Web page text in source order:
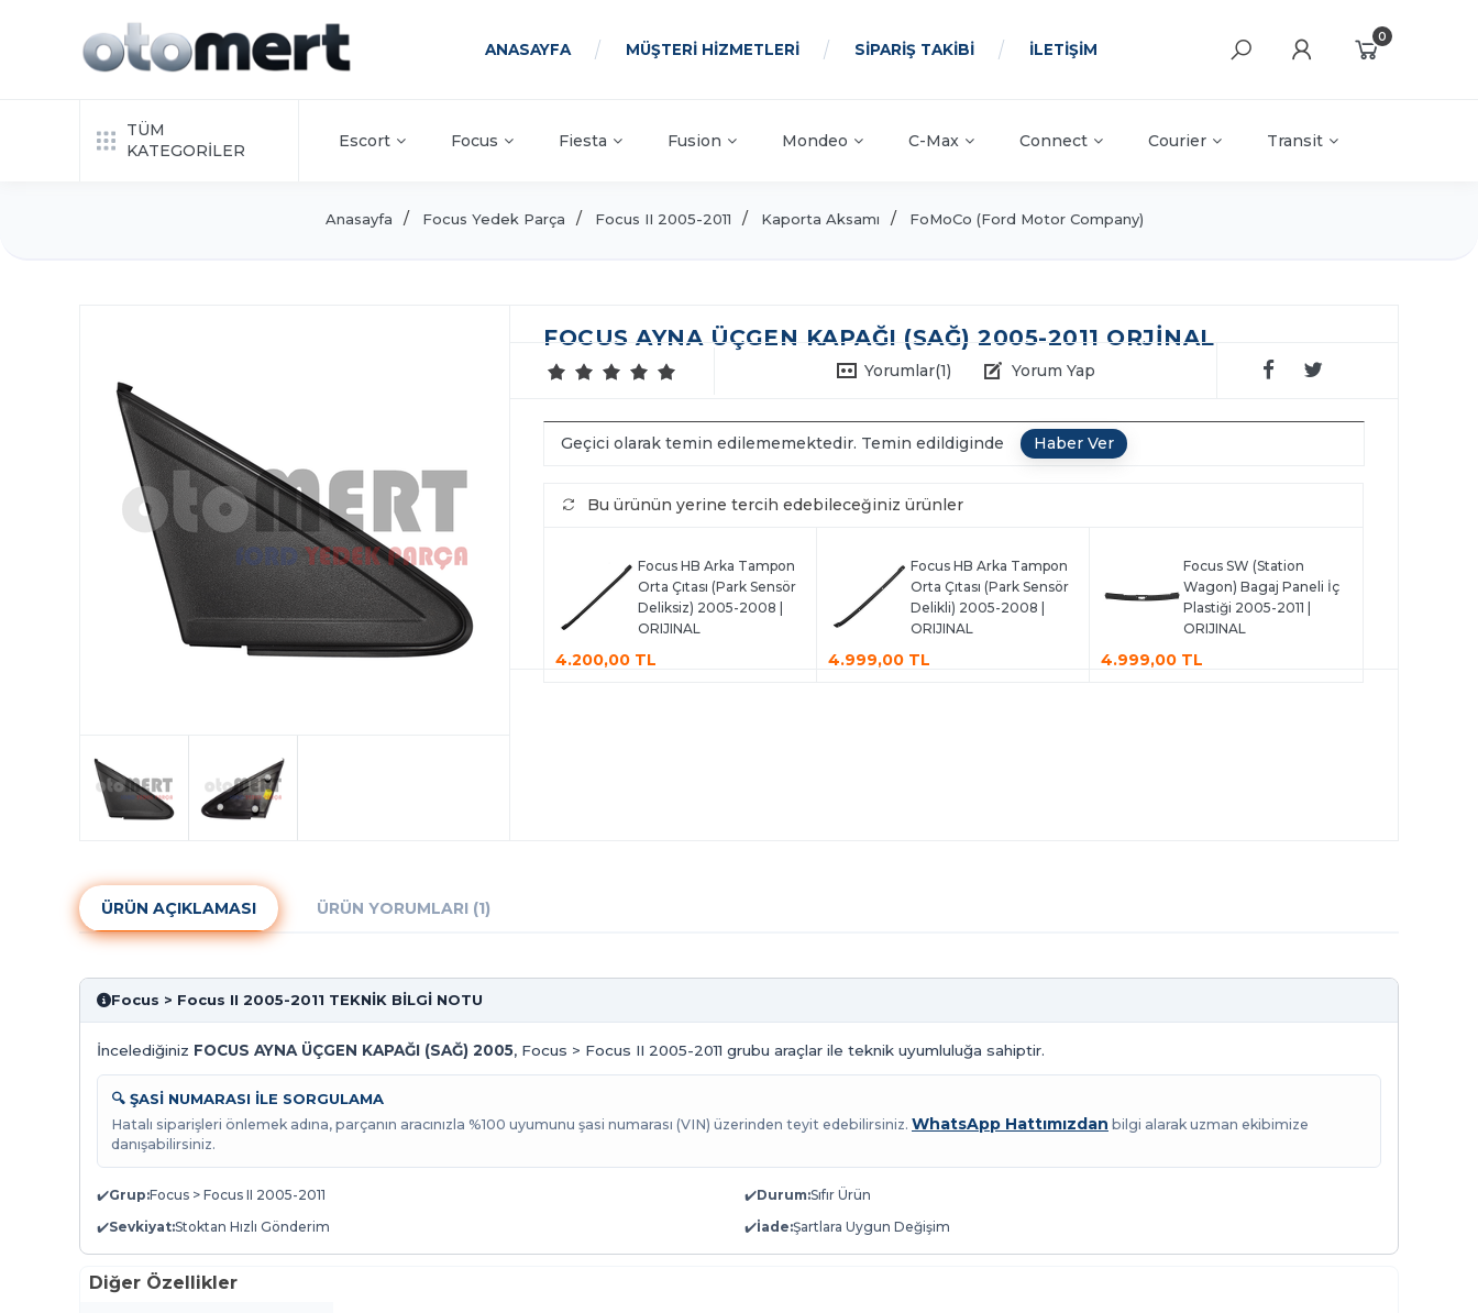
ANASAYFA MÜŞTERİ HİZMETLERİ SİPARİŞ TAKİBİ İLETİŞİM
0
TÜM
KATEGORİLER
Escort Focus Fiesta Fusion Mondeo C-Max Connect Courier Transit
Anasayfa Focus Yedek Parça Focus II 2005-2011 Kaporta Aksamı FoMoCo (Ford Motor Company)
FOCUS AYNA ÜÇGEN KAPAĞI (SAĞ) 2005-2011 ORJİNAL
Yorumlar(1) Yorum Yap
Geçici olarak temin edilememektedir. Temin edildiginde
Bu ürünün yerine tercih edebileceğiniz ürünler
Focus HB Arka Tampon
Orta Çıtası (Park Sensör
Deliksiz) 2005-2008 |
ORIJINAL
4.200,00 TL
Focus HB Arka Tampon
Orta Çıtası (Park Sensör
Delikli) 2005-2008 |
ORIJINAL
4.999,00 TL
Focus SW (Station
Wagon) Bagaj Paneli İç
Plastiği 2005-2011 |
ORIJINAL
4.999,00 TL
ÜRÜN AÇIKLAMASI ÜRÜN YORUMLARI (1)
Focus > Focus II 2005-2011 TEKNİK BİLGİ NOTU
İncelediğiniz FOCUS AYNA ÜÇGEN KAPAĞI (SAĞ) 2005, Focus > Focus II 2005-2011 grubu araçlar ile teknik uyumluluğa sahiptir.
🔍 ŞASİ NUMARASI İLE SORGULAMA
Hatalı siparişleri önlemek adına, parçanın aracınızla %100 uyumunu şasi numarası (VIN) üzerinden teyit edebilirsiniz. WhatsApp Hattımızdan bilgi alarak uzman ekibimize
danışabilirsiniz.
✔️Grup:Focus > Focus II 2005-2011 ✔️Durum:Sıfır Ürün
✔️Sevkiyat:Stoktan Hızlı Gönderim ✔️İade:Şartlara Uygun Değişim
Diğer Özellikler